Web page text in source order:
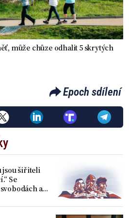
může chůze odhalit 5 skrytých
Epoch sdílení
jsou šiřiteli
Se
a